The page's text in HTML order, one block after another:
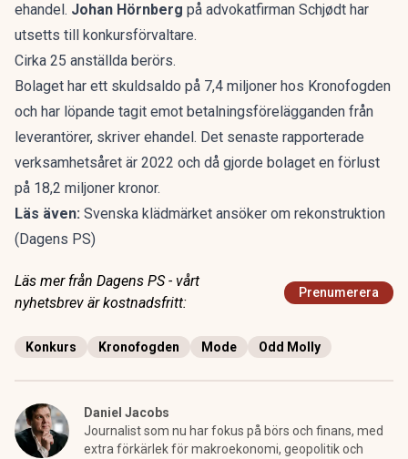
ehandel. Johan Hörnberg på advokatfirman Schjødt har
utsetts till konkursförvaltare.
Cirka 25 anställda berörs.
Bolaget har ett skuldsaldo på 7,4 miljoner hos Kronofogden
och har löpande tagit emot betalningsförelägganden från
leverantörer, skriver ehandel. Det senaste rapporterade
verksamhetsåret är 2022 och då gjorde bolaget en förlust
på 18,2 miljoner kronor.
Läs även: Svenska klädmärket ansöker om rekonstruktion
(Dagens PS)
Läs mer från Dagens PS - vårt
nyhetsbrev är kostnadsfritt:
Prenumerera
Konkurs Kronofogden Mode Odd Molly
Daniel Jacobs
Journalist som nu har fokus på börs och finans, med
extra förkärlek för makroekonomi, geopolitik och